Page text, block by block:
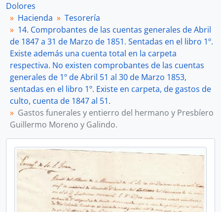
Dolores
Hacienda
Tesorería
14. Comprobantes de las cuentas generales de Abril
de 1847 a 31 de Marzo de 1851. Sentadas en el libro 1º.
Existe además una cuenta total en la carpeta
respectiva. No existen comprobantes de las cuentas
generales de 1º de Abril 51 al 30 de Marzo 1853,
sentadas en el libro 1º. Existe en carpeta, de gastos de
culto, cuenta de 1847 al 51.
Gastos funerales y entierro del hermano y Presbíero
Guillermo Moreno y Galindo.